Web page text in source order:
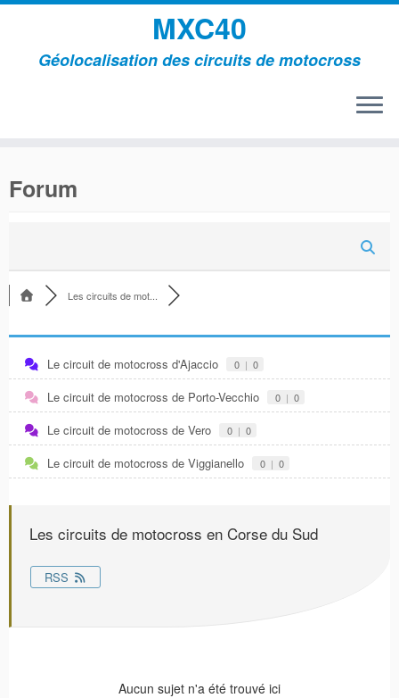
contenu
MXC40
Géolocalisation des circuits de motocross
Forum
Les circuits de mot...
Le circuit de motocross d'Ajaccio 0 | 0
Le circuit de motocross de Porto-Vecchio 0 | 0
Le circuit de motocross de Vero 0 | 0
Le circuit de motocross de Viggianello 0 | 0
Les circuits de motocross en Corse du Sud
RSS
Aucun sujet n'a été trouvé ici